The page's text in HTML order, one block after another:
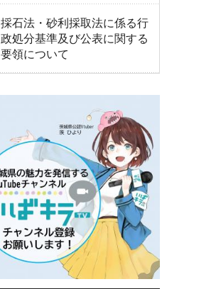
採石法・砂利採取法に係る行
政処分基準及び公表に関する
要領について